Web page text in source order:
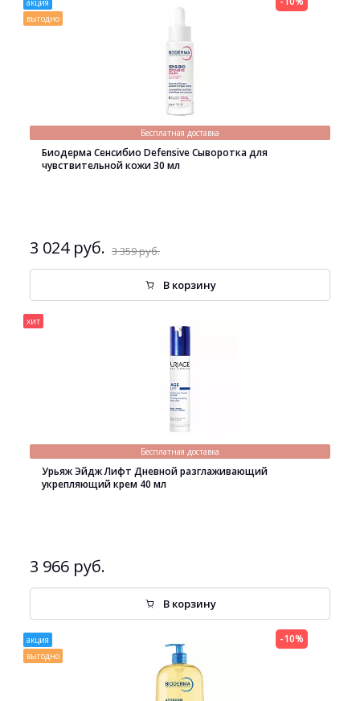
акция
выгодно
Бесплатная доставка
Биодерма Сенсибио Defensive Сыворотка для
чувствительной кожи 30 мл
3 024 руб. 3 359 руб.
В корзину
хит
Бесплатная доставка
Урьяж Эйдж Лифт Дневной разглаживающий
укрепляющий крем 40 мл
3 966 руб.
В корзину
акция
выгодно
-10%